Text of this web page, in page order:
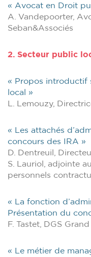
« Avocat en Droit
A. Vandepoorter,
Seban&Associés
2. Secteur public
« Propos introductif
local »
L. Lemouzy,
« Les attachés
concours des IRA »
D. Dentreuil,
S. Lauriol, adjointe
personnels
« La fonction
Présentation du
F. Tastet, DGS
« Le métier de